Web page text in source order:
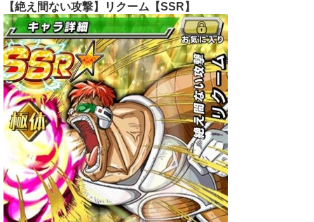
【絶え間ない攻撃】リクーム【SSR】